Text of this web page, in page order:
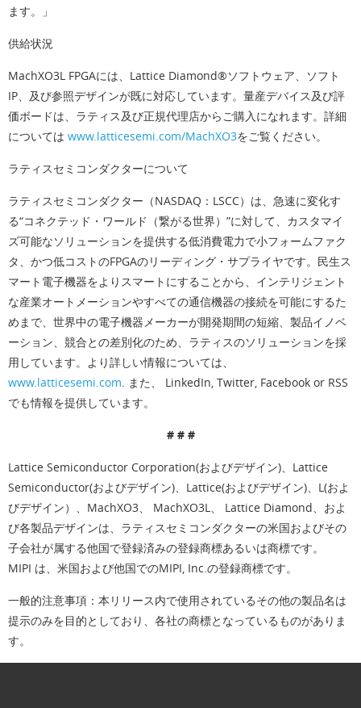
ます。」
供給状況
MachXO3L FPGAには、Lattice Diamond®ソフトウェア、ソフト
IP、及び参照デザインが既に対応しています。量産デバイス及び評
価ボードは、ラティス及び正規代理店からご購入になれます。詳細
については www.latticesemi.com/MachXO3をご覧ください。
ラティスセミコンダクターについて
ラティスセミコンダクター（NASDAQ：LSCC）は、急速に変化す
る“コネクテッド・ワールド（繋がる世界）”に対して、カスタマイ
ズ可能なソリューションを提供する低消費電力で小フォームファク
タ、かつ低コストのFPGAのリーディング・サプライヤです。民生ス
マート電子機器をよりスマートにすることから、インテリジェント
な産業オートメーションやすべての通信機器の接続を可能にするた
めまで、世界中の電子機器メーカーが開発期間の短縮、製品イノベ
ーション、競合との差別化のため、ラティスのソリューションを採
用しています。より詳しい情報については、
www.latticesemi.com. また、 LinkedIn, Twitter, Facebook or RSS
でも情報を提供しています。
# # #
Lattice Semiconductor Corporation(およびデザイン)、Lattice
Semiconductor(およびデザイン)、Lattice(およびデザイン)、L(およ
びデザイン）、MachXO3、 MachXO3L、 Lattice Diamond、およ
び各製品デザインは、ラティスセミコンダクターの米国およびその
子会社が属する他国で登録済みの登録商標あるいは商標です。
MIPI は、米国および他国でのMIPI, Inc.の登録商標です。
一般的注意事項：本リリース内で使用されているその他の製品名は
提示のみを目的としており、各社の商標となっているものがありま
す。